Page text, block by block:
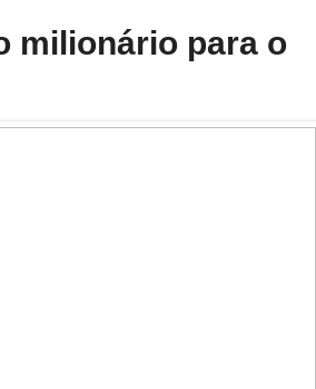
milionário para o